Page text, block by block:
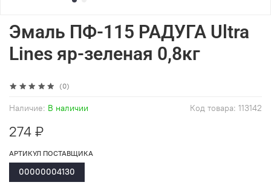
(0)
Код товара: 113142
Наличие: В наличии
Эмаль ПФ-115 РАДУГА Ultra
Lines яр-зеленая 0,8кг
274 ₽
АРТИКУЛ ПОСТАВЩИКА
00000004130